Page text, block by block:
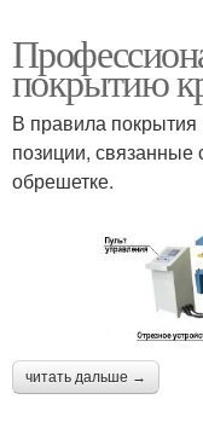
покрытию
В правила
позиции,
обрешетке.
читать дальше →